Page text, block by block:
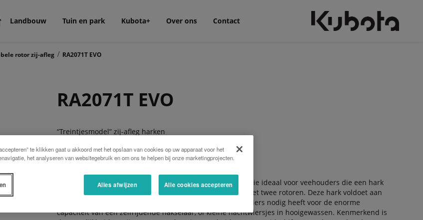
Landbouw Tuin en park Kubota+ Over ons Contact
rotor zij-afleg / RA2071T EVO
RA2071T EVO
“Treintjesmodel” zij-afleg harken
Flexibele hark oplossingen
Buitengewone veelzijdigheid maakt de Kubota RA 2071 serie ideaal voor veehouders die een hark
met één rotor willen vervangen door een grote machine met twee rotoren. Deze hark voldoet aan
al uw eisen, om het even of u een 12,5 m brede dubbele wiers nodig heeft voor de enorme
capaciteit van een zelfrijdende hakselaar, of kleine nachtwiersjes in hooigewassen. Kenmerkend is
te klikken gaat u akkoord met het opslaan van cookies op uw apparaat voor het
het analyseren van websitegebruik en om ons te helpen bij onze marketingprojecten.
Alles afwijzen Alle cookies accepteren